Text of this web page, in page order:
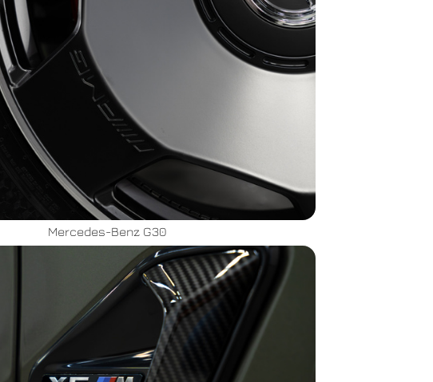
Mercedes-Benz G30